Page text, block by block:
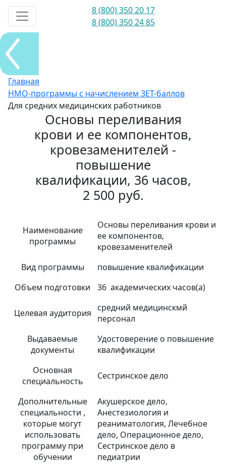
8 (800) 350 20 17
8 (800) 350 24 85
Главная
НМО-программы с начислением ЗЕТ-баллов
Для средних медицинских работников
Основы переливания
крови и ее компонентов,
кровезаменителей -
повышение
квалификации, 36 часов,
2 500 руб.
Наименование
программы
Основы переливания крови и
ее компонентов,
кровезаменителей
Вид программы
повышение квалификации
Объем подготовки
36 академических часов(а)
Целевая аудитория
средний медицинскмй
персонал
Выдаваемые
документы
Удостоверение о повышение
квалификации
Основная
специальность
Сестринское дело
Дополнительные
специальности ,
которые могут
использовать
программу при
обучении
Акушерское дело,
Анестезиология и
реаниматология, Лечебное
дело, Операционное дело,
Сестринское дело в
педиатрии